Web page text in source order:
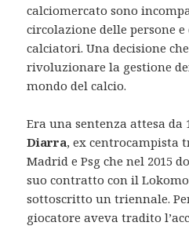
calciomercato sono
circolazione delle persone
calciatori. Una decisione
rivoluzionare la gestione
mondo del calcio.
Era una sentenza attesa da
Diarra, ex centrocampista
Madrid e Psg che nel 2015
suo contratto con il
sottoscritto un triennale.
giocatore aveva tradito